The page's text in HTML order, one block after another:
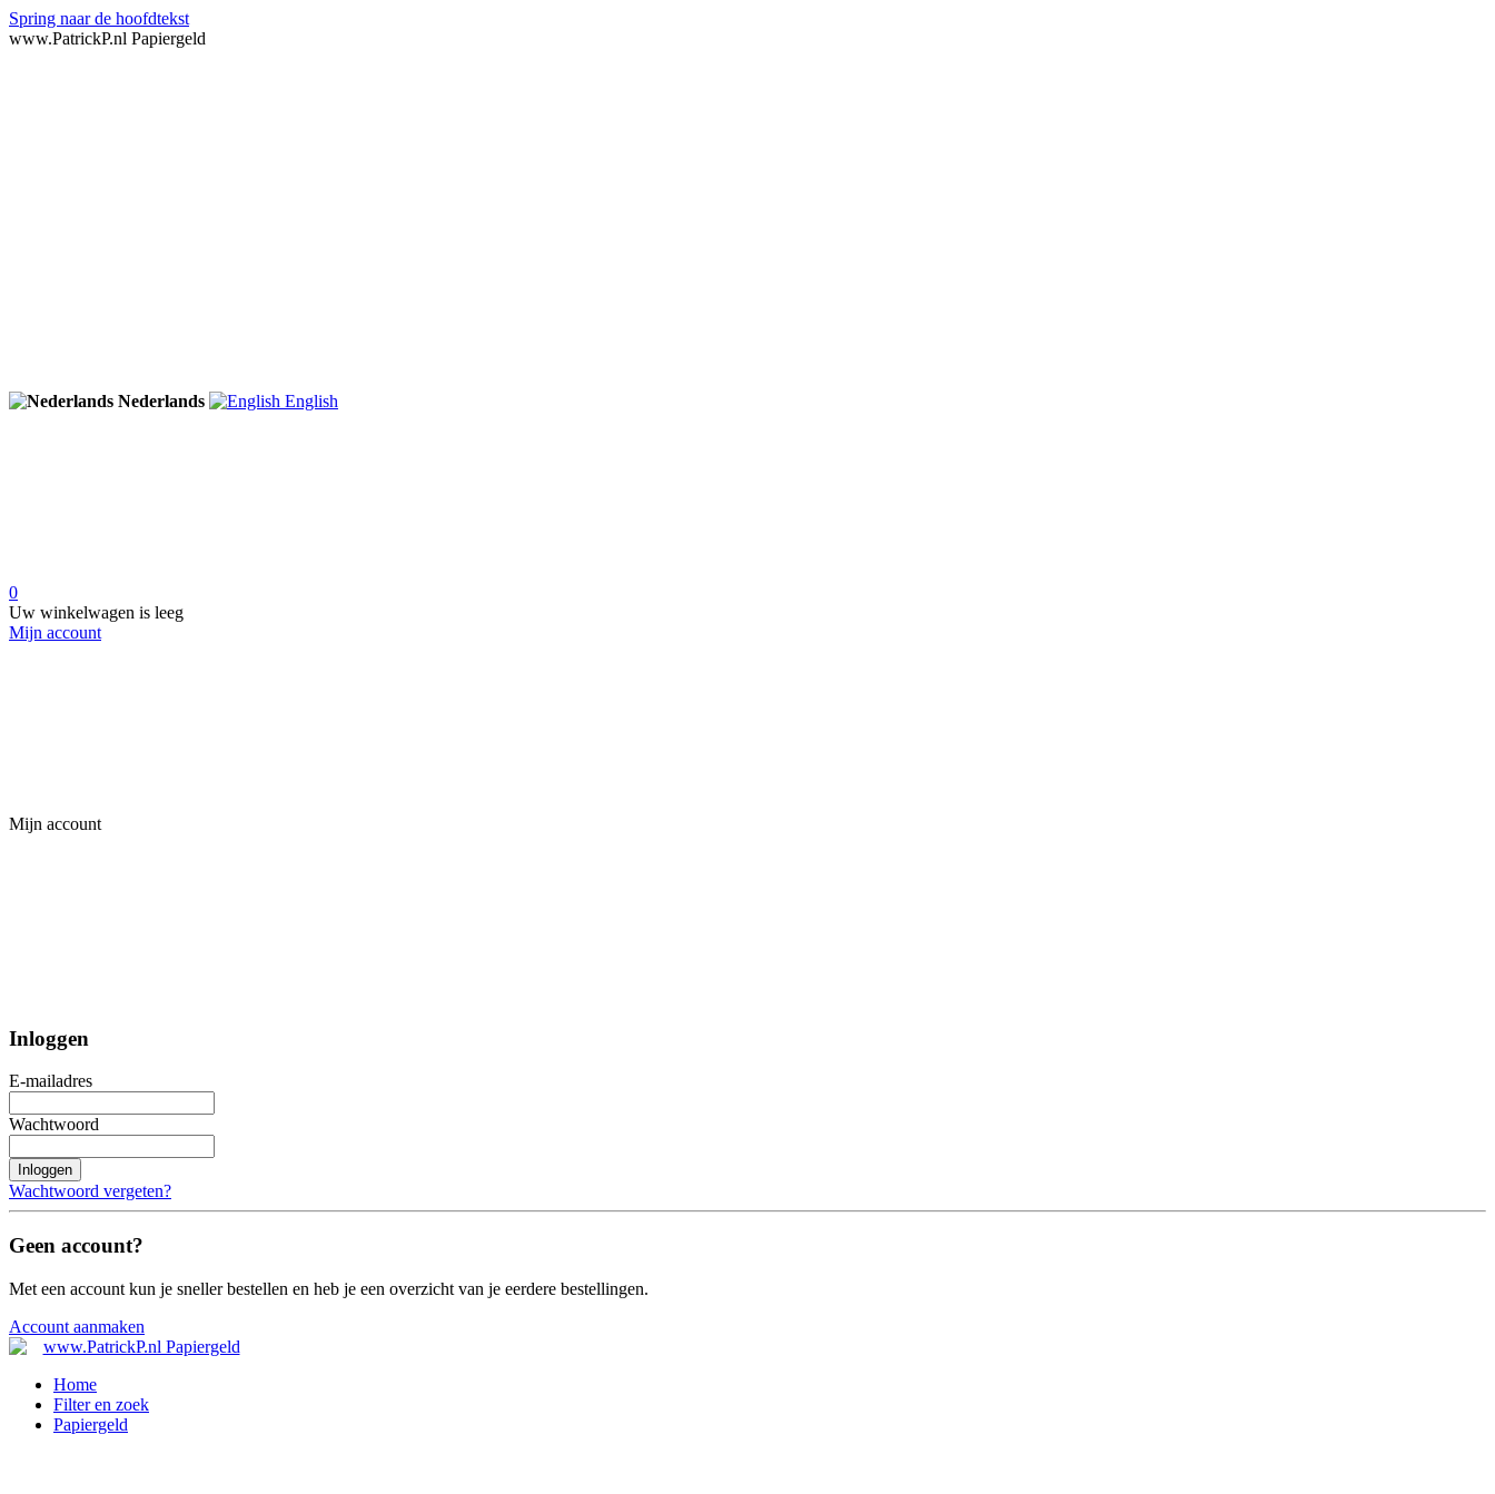
Spring naar de hoofdtekst
www.PatrickP.nl Papiergeld
Nederlands English
0
Uw winkelwagen is leeg
Mijn account
Mijn account
Inloggen
E-mailadres
Wachtwoord
Inloggen
Wachtwoord vergeten?
Geen account?
Met een account kun je sneller bestellen en heb je een overzicht van je eerdere bestellingen.
Account aanmaken
Home
Filter en zoek
Papiergeld